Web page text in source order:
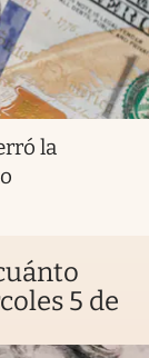
la
5 de